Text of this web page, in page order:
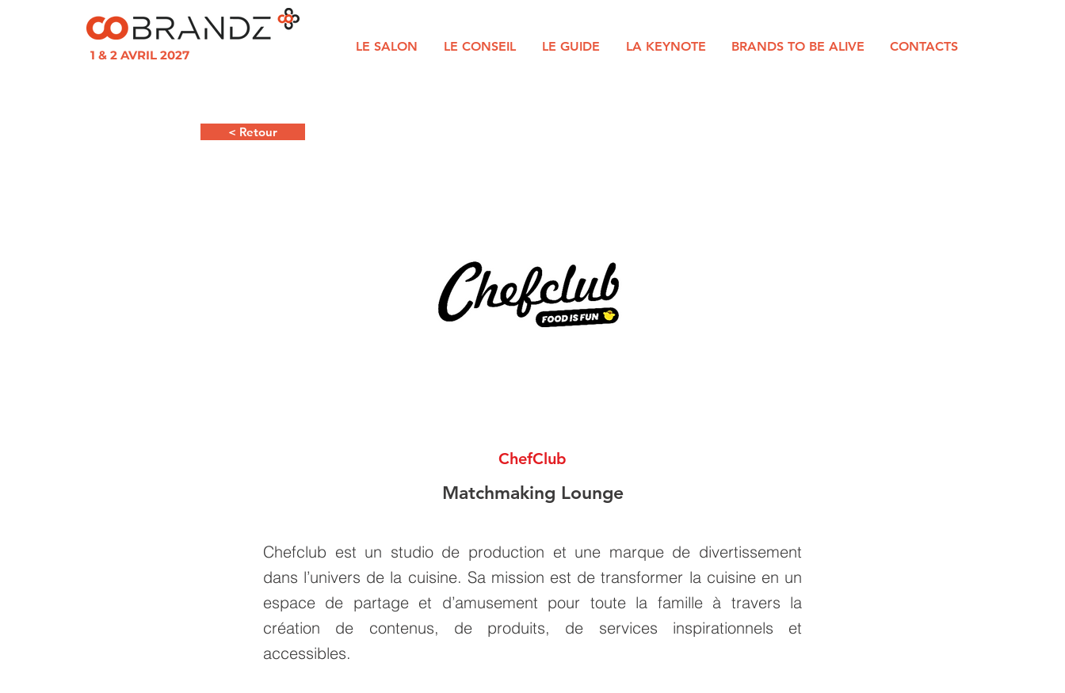
1 & 2 AVRIL 2027
LE SALON LE CONSEIL LE GUIDE LA KEYNOTE BRANDS TO BE ALIVE CONTACTS
< Retour
ChefClub
Matchmaking Lounge
Chefclub est un studio de production et une marque de divertissement
dans l’univers de la cuisine. Sa mission est de transformer la cuisine en un
espace de partage et d’amusement pour toute la famille à travers la
création de contenus, de produits, de services inspirationnels et
accessibles.